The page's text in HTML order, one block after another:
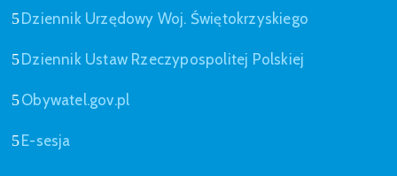
Dziennik Urzędowy Woj. Świętokrzyskiego
Dziennik Ustaw Rzeczypospolitej Polskiej
Obywatel.gov.pl
E-sesja